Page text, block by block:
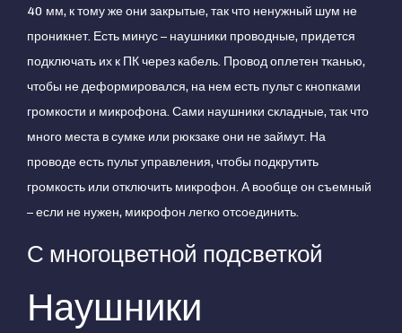
40 мм, к тому же они закрытые, так что ненужный шум не
проникнет. Есть минус – наушники проводные, придется
подключать их к ПК через кабель. Провод оплетен тканью,
чтобы не деформировался, на нем есть пульт с кнопками
громкости и микрофона. Сами наушники складные, так что
много места в сумке или рюкзаке они не займут. На
проводе есть пульт управления, чтобы подкрутить
громкость или отключить микрофон. А вообще он съемный
– если не нужен, микрофон легко отсоединить.
С многоцветной подсветкой
Наушники